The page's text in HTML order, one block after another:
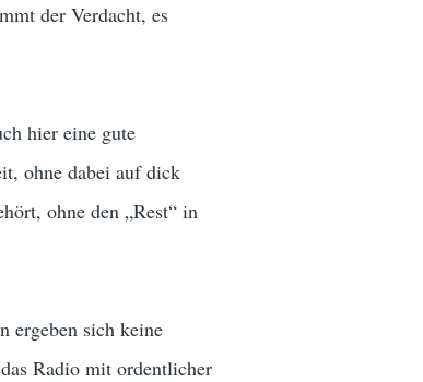
der Verdacht, es
hier eine gute
ohne dabei auf dick
ohne den „Rest“ in
ergeben sich keine
Radio mit ordentlicher